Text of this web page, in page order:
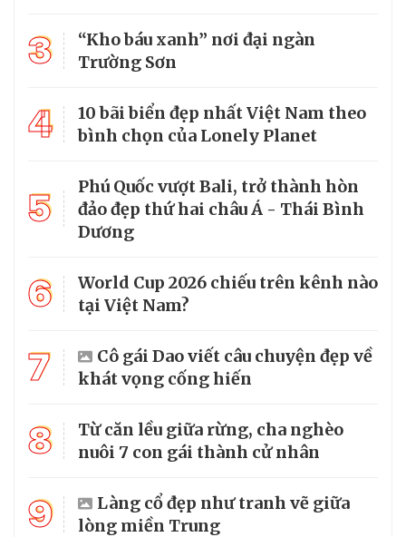
3
“Kho báu xanh” nơi đại ngàn
Trường Sơn
4
10 bãi biển đẹp nhất Việt Nam theo
bình chọn của Lonely Planet
5
Phú Quốc vượt Bali, trở thành hòn
đảo đẹp thứ hai châu Á - Thái Bình
Dương
6
World Cup 2026 chiếu trên kênh nào
tại Việt Nam?
7
Cô gái Dao viết câu chuyện đẹp về
khát vọng cống hiến
8
Từ căn lều giữa rừng, cha nghèo
nuôi 7 con gái thành cử nhân
9
Làng cổ đẹp như tranh vẽ giữa
lòng miền Trung